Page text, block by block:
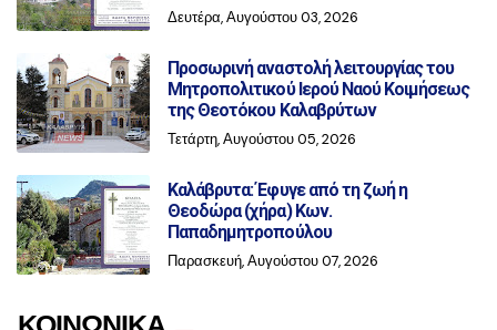
Δευτέρα, Αυγούστου 03, 2026
Προσωρινή αναστολή λειτουργίας του
Μητροπολιτικού Ιερού Ναού Κοιμήσεως
της Θεοτόκου Καλαβρύτων
Τετάρτη, Αυγούστου 05, 2026
Καλάβρυτα: Έφυγε από τη ζωή η
Θεοδώρα (χήρα) Κων.
Παπαδημητροπούλου
Παρασκευή, Αυγούστου 07, 2026